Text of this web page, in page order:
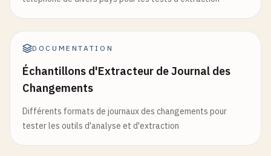
DOCUMENTATION
Échantillons d'Extracteur de Journal des
Changements
Différents formats de journaux des changements pour
tester les outils d'analyse et d'extraction